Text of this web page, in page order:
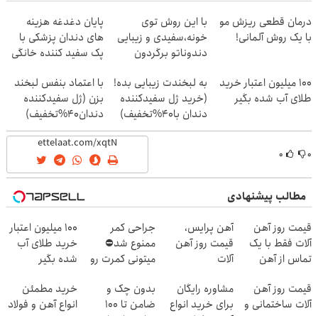
درمان قطعی ریزش مو
با یک روش آلمانی!
با این روش توی
خونه،سفیدی و زیبایی
دندوناتو برگردون
پایان دغدغه هزینه
های دندان پزشکی با
پک سفید کننده خانگی
100 میلیون اعتبار خرید
طلای آب شده بگیر
به لبخندت زیبایی بده!
(خرید ژل سفیدکننده
دندان با40%تخفیف)
با اعتماد بنفس لبخند
بزن (ژل سفیدکننده
دندان40%تخفیف)
۰ ۰
مطالب پیشنهادی
قیمت روز آهن
آلات فقط با یک
تماس از آهن
آهن پرایس،
قیمت روز آهن
آلات
جراحی کمر
ممنوع شد⛔
میتونی کمرت رو
کنی! 👈🏻
پرسش‌نامه
100 میلیون اعتبار
خرید طلای آب
شده بگیر
قیمت روز آهن
آلات ساختمانی و
مشاوره رایگان
برای خرید انواع
بدون چک و
ضامن تا 100
خرید مطمئن
انواع آهن و فولاد